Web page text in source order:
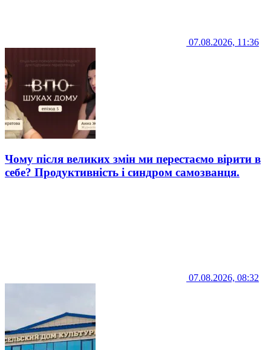
07.08.2026, 11:36
Чому після великих змін ми перестаємо вірити в
себе? Продуктивність і синдром самозванця.
07.08.2026, 08:32